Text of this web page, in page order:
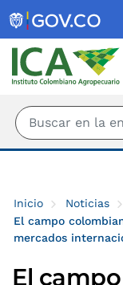
Inicio
Noticias
El campo
mercados
El